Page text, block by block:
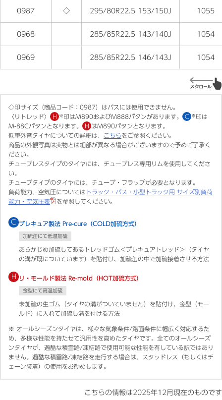
0987 ◇ 295/80R22.5 153/150J 1055
0968 285/85R22.5 143/140J 1054
0969 285/85R22.5 146/143J 1054
◇印サイズ（商品コード：0987）はバスには使用できません。
〈リトレッド〉
H ※ 印はM890およびM888パタンがあります。 C ※ 印は
M-88Cパタンとなります。
H はM890パタンとなります。
低車外音タイヤについての詳細は、 こちらをご参照ください。
商品の外観写真は実物とは細部が異なる場合がございますので予めご了承く
ださい。
チューブレスタイプのタイヤには、チューブレス専用リムを使用してくださ
い。
チューブタイプのタイヤには、チューブ・フラップが必要となります。
負荷能力、空気圧については トラック・バス・小型トラック用 サイズ別負荷
能力・空気圧表
を参照してください。
C プレキュア製法 Pre-cure（COLD加硫方式）
加硫缶にて低温加硫
あらかじめ加硫してあるトレッドゴム＜プレキュアトレッド＞（タイヤ
の溝が既についています）を貼付け、加硫缶の中で加硫接着させる方法
H リ・モールド製法 Re-mold（HOT加硫方式）
金型にて高温加硫
未加硫の生ゴム（タイヤの溝がついていません）を貼付け、金型（モー
ルド）に入れて加硫し溝を付ける方法
※ オールシーズンタイヤは、様々な気象条件/路面条件に幅広く対応するた
め、多様な性能を持たせて汎用性を高めたタイヤです。全てのオールシーズ
ンタイヤが、過酷な積雪路/凍結路で使用可能な性能を有している訳ではあり
ません。過酷な積雪路/凍結路を走行する場合は、スタッドレス（もしくはチ
ェーン装着）の使用をお勧めします。
こちらの情報は2025年12月 現在のものです